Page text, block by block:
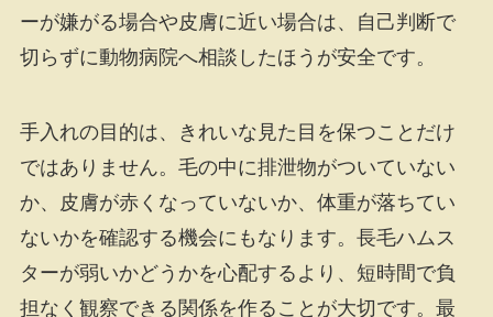
ーが嫌がる場合や皮膚に近い場合は、自己判断で
切らずに動物病院へ相談したほうが安全です。
手入れの目的は、きれいな見た目を保つことだけ
ではありません。毛の中に排泄物がついていない
か、皮膚が赤くなっていないか、体重が落ちてい
ないかを確認する機会にもなります。長毛ハムス
ターが弱いかどうかを心配するより、短時間で負
担なく観察できる関係を作ることが大切です。最